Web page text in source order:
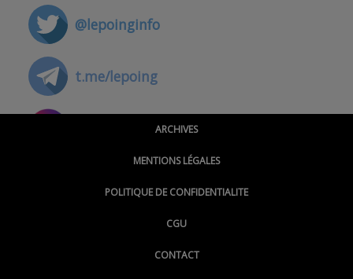
@lepoinginfo
t.me/lepoing
@montpellierpoinginfo
@LePoingMontpellier
ARCHIVES
MENTIONS LÉGALES
POLITIQUE DE CONFIDENTIALITE
CGU
CONTACT